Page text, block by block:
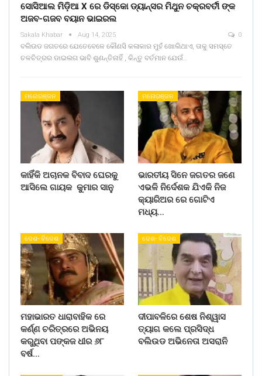
ସୋସିଆଲ ମିଡ଼ିଆ X ରେ ଡିସ୍କୋ ଡ୍ୟାନ୍ସର ମିଥୁନ ଚକ୍ରବର୍ତୀ ଙ୍କ
ଅଜବ-ଗଜବ ବୟାନ ଭାଇରଲ
Sakala Khabar Aug 14, 2025 0
ବଲିଉଡ ଜଗତରେ ଯେତେବେଳେ କୌଣସି କଳାକାର ମୁହଁ ଖୋଲିଥାଏ, ତାକୁ ସମସ୍ତେ
ଚଳଚିତ୍ରର ଡାଇଲଗ ଭାବି ଶୁଣନ୍ତିନାହିଁ , କିନ୍ତୁ ବର୍ତମାନ ଯେଉଁ…
ମନୋରଞ୍ଜନ
କାହିଁକି ଅଚାନକ ବିବାଦ ଘେରକୁ
ଆସିଲେ ଗାୟକ କୁମାର ସାନୁ
ମନୋରଞ୍ଜନ
ଭାରତୀୟ ସିନେ ଜଗତର ଜଣେ
ଏଭଳି ନିର୍ଦେଶକ ଯିଏକି ନିଜ
କ୍ୟାରିଅର ରେ ଗୋଟିଏ
ମଧ୍ୟ…
ଦେଶ- ବିଦେଶ
ମହାଭାରତ ଧାରାବାହିକ ରେ
କର୍ଣ୍ଣ ଚରିତ୍ରରେ ଅଭିନୟ
କରୁଥିବା ପଙ୍କଜ ଧୀର ୬୮
ବର୍ଷ…
ଦେଶ- ବିଦେଶ
ଦୀପାବଳିରେ ଶେଷ ନିଶ୍ୱାସ
ତ୍ୟାଗ କଲେ ପ୍ରସିଦ୍ଧ
ବଲିଉଡ ଅଭିନେତା ଅସରାନି